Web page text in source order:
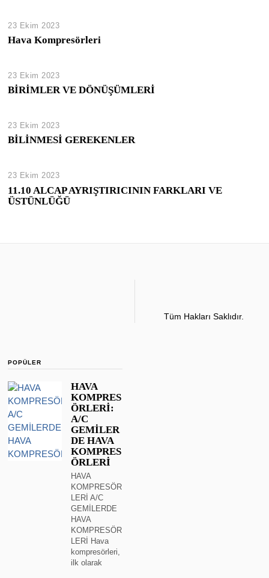
23 Ekim 2023
Hava Kompresörleri
23 Ekim 2023
BİRİMLER VE DÖNÜŞÜMLERİ
23 Ekim 2023
BİLİNMESİ GEREKENLER
23 Ekim 2023
11.10 ALCAP AYRIŞTIRICININ FARKLARI VE
ÜSTÜNLÜĞÜ
Tüm Hakları Saklıdır.
POPÜLER
HAVA
KOMPRES
ÖRLERİ:
A/C
GEMİLER
DE HAVA
KOMPRES
ÖRLERİ
HAVA
KOMPRESÖR
LERİ A/C
GEMİLERDE
HAVA
KOMPRESÖR
LERİ Hava
kompresörleri,
ilk olarak